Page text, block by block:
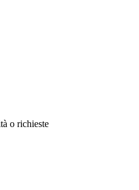
o richieste